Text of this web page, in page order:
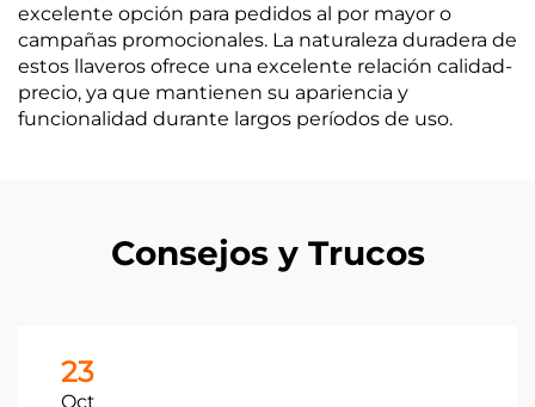
excelente opción para pedidos al por mayor o
campañas promocionales. La naturaleza duradera de
estos llaveros ofrece una excelente relación calidad-
precio, ya que mantienen su apariencia y
funcionalidad durante largos períodos de uso.
Consejos y Trucos
23
Oct